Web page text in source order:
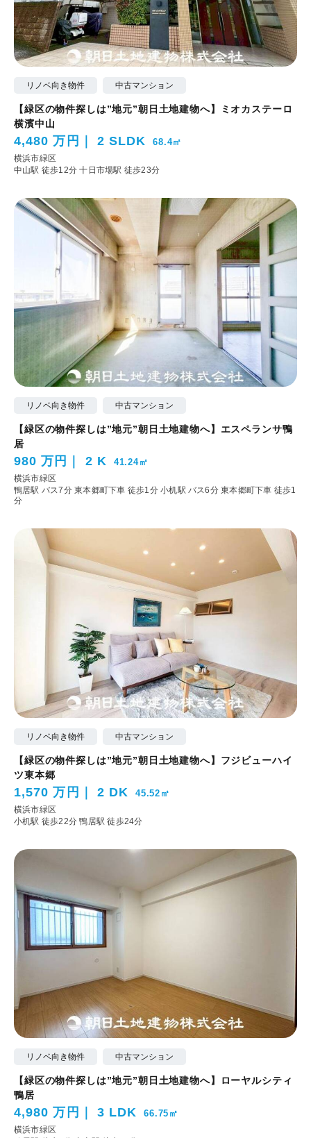
リノベ向き物件 中古マンション
【緑区の物件探しは”地元”朝日土地建物へ】ミオカステーロ
横濱中山
4,480 万円 2 SLDK 68.4㎡
横浜市緑区
中山駅 徒歩12分十日市場駅 徒歩23分
リノベ向き物件 中古マンション
【緑区の物件探しは”地元”朝日土地建物へ】エスペランサ鴨
居
980 万円 2 K 41.24㎡
横浜市緑区
鴨居駅 バス7分 東本郷町下車 徒歩1分小机駅 バス6分 東本郷町下車 徒歩1
分
リノベ向き物件 中古マンション
【緑区の物件探しは”地元”朝日土地建物へ】フジビューハイ
ツ東本郷
1,570 万円 2 DK 45.52㎡
横浜市緑区
小机駅 徒歩22分鴨居駅 徒歩24分
リノベ向き物件 中古マンション
【緑区の物件探しは”地元”朝日土地建物へ】ローヤルシティ
鴨居
4,980 万円 3 LDK 66.75㎡
横浜市緑区